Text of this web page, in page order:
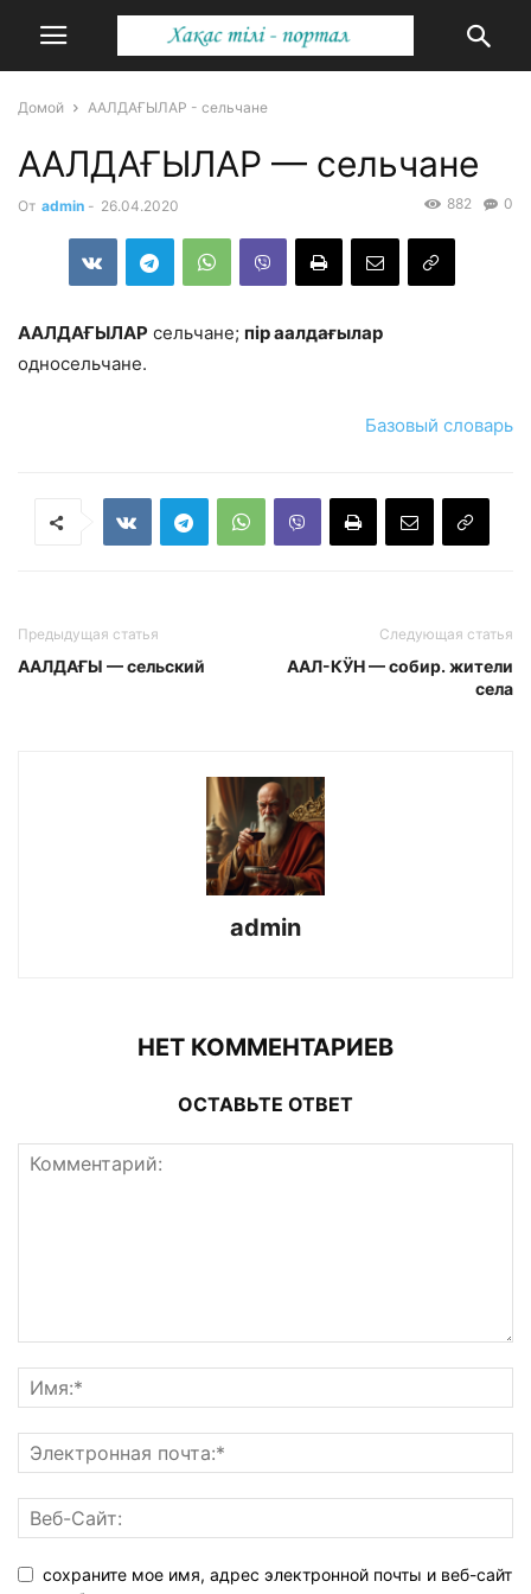
Домой ААЛДАҒЫЛАР - сельчане
ААЛДАҒЫЛАР — сельчане
От admin - 26.04.2020 0
882
ААЛДАҒЫЛАР сельчане; пip аалдағылар
односельчане.
Базовый словарь
Предыдущая статья
ААЛДАҒЫ — сельский
Следующая статья
ААЛ-КӰН — собир. жители
села
admin
НЕТ КОММЕНТАРИЕВ
ОСТАВЬТЕ ОТВЕТ
сохраните мое имя, адрес электронной почты и веб-сайт